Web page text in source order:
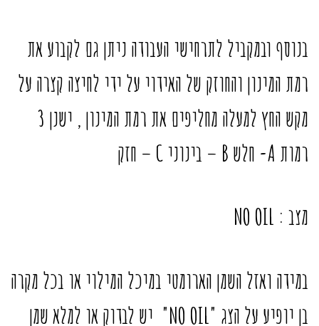
בנוסף ובמקביל לתרחישי העבודה ניתן גם לקבוע את
רמת המינון והחוזק של האידוי על ידי לחיצה קצרה על
מקש החץ למעלה מחליפים את רמת המינון , ישנן 3
רמות A- חלש B – בינוני C – חזק
מצב :
NO OIL
במידה ואזל השמן הארומטי במיכל המילוי או בכל מקרה
בן יופיע על הצג "NO OIL" יש לבדוק או למלא שמן